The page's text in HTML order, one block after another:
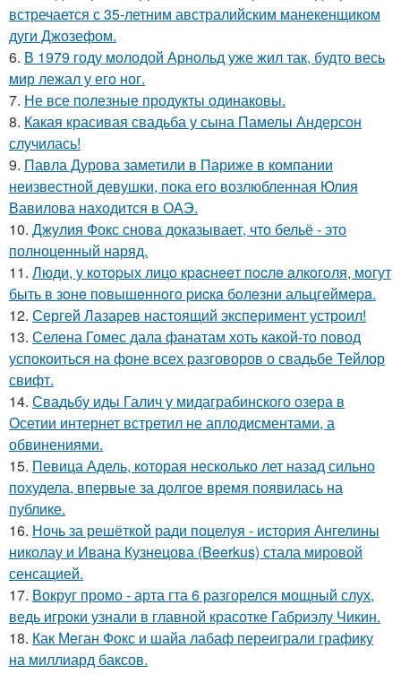
встречается с 35-летним австралийским манекенщиком
дуги Джозефом.
6. В 1979 году молодой Арнольд уже жил так, будто весь
мир лежал у его ног.
7. Не все полезные продукты одинаковы.
8. Какая красивая свадьба у сына Памелы Андерсон
случилась!
9. Павла Дурова заметили в Париже в компании
неизвестной девушки, пока его возлюбленная Юлия
Вавилова находится в ОАЭ.
10. Джулия Фокс снова доказывает, что бельё - это
полноценный наряд.
11. Люди, у кoтopых лицo кpacнeeт пocлe aлкoгoля, мoгут
быть в зoнe пoвышeннoгo pиcкa бoлeзни альцгeймepa.
12. Сергей Лазарев настоящий эксперимент устроил!
13. Селена Гомес дала фанатам хоть какой-то повод
успокоиться на фоне всех разговоров о свадьбе Тейлор
свифт.
14. Свадьбу иды Галич у мидаграбинского озера в
Осетии интернет встретил не аплодисментами, а
обвинениями.
15. Певица Адель, которая несколько лет назад сильно
похудела, впервые за долгое время появилась на
публике.
16. Ночь за решёткой ради поцелуя - история Ангелины
николау и Ивана Кузнецова (Beerkus) стала мировой
сенсацией.
17. Вокруг промо - арта гта 6 разгорелся мощный слух,
ведь игроки узнали в главной красотке Габриэлу Чикин.
18. Как Меган Фокс и шайа лабаф переиграли графику
на миллиард баксов.